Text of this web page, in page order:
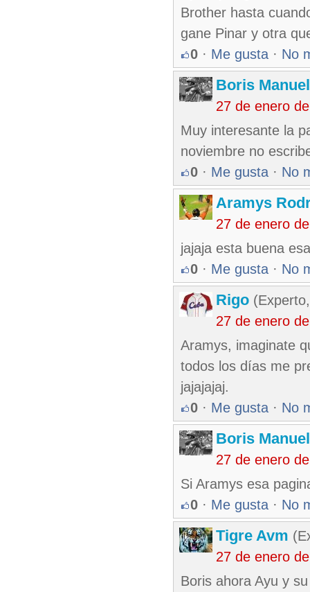
Brother hasta
gane Pinar y otra
0 · Me gusta · No
Boris
27 de enero
Muy interesante la
noviembre no
0 · Me gusta · No
Aramys
27 de enero
jajaja esta buena
0 · Me gusta · No
Rigo
27 de enero
Aramys, imaginate
todos los días me
jajajajaj.
0 · Me gusta · No
Boris
27 de enero
Si Aramys esa
0 · Me gusta · No
Tigre Avm
27 de enero
Boris ahora Ayu y